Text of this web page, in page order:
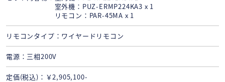
室外機：PUZ-ERMP224KA3 x 1
リモコン：PAR-45MA x 1
リモコンタイプ ワイヤードリモコン
電源 三相200V
定価(税込) ￥2,905,100-